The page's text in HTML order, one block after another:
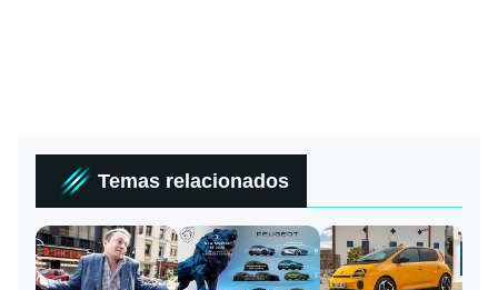
Temas relacionados